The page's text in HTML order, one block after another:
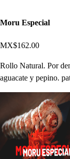
Moru Especial
MX$162.00
Rollo Natural. Por
aguacate y pepino.